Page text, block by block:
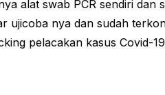
alat swab PCR sendiri dan
ujicoba nya dan sudah
pelacakan kasus Covid-